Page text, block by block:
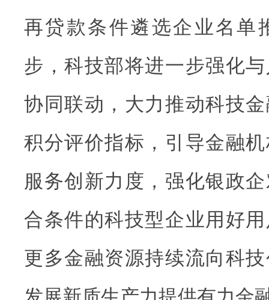
再贷款条件遴选企业名单
步，科技部将进一步强化
协同联动，大力推动科技
积分评价指标，引导金融
服务创新力度，强化银政
合条件的科技型企业用好
更多金融资源持续流向科